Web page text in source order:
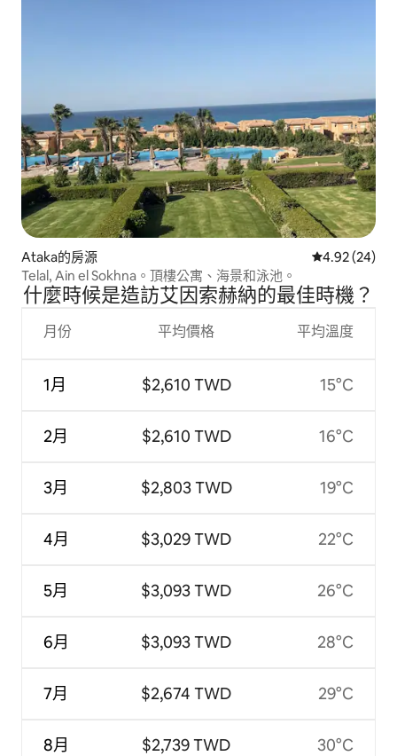
Ataka的房源 從 24 則評價
4.92 (24)
Telal, Ain el Sokhna。頂樓公寓、海景和泳池。
什麼時候是造訪艾因索赫納的最佳時機？
月份
1月
2月
3月
4月
5月
6月
7月
8月
平均價格
$2,610 TWD
$2,610 TWD
$2,803 TWD
$3,029 TWD
$3,093 TWD
$3,093 TWD
$2,674 TWD
$2,739 TWD
平均溫度
15°C
16°C
19°C
22°C
26°C
28°C
29°C
30°C